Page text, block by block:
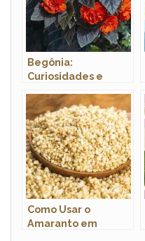
Begônia:
Curiosidades e
Sobre a Planta
Como Usar o
Amaranto em